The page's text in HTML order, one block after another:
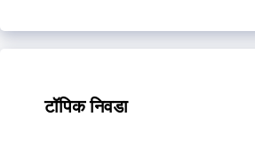
टॉपिक निवडा